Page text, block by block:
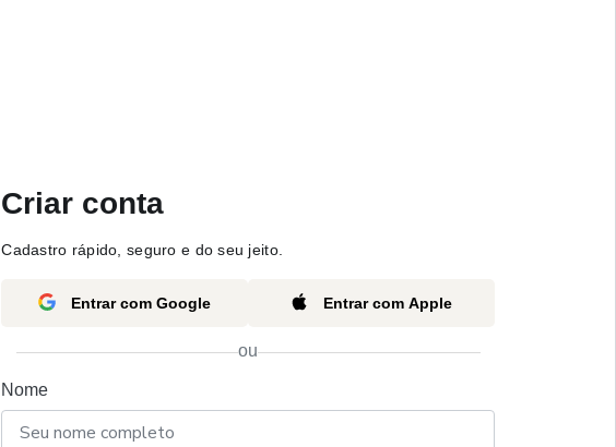
Criar conta
Cadastro rápido, seguro e do seu jeito.
Entrar com Google Entrar com Apple
ou
Nome